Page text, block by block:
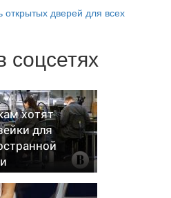
дверей для всех
соцсетях
хотят
для